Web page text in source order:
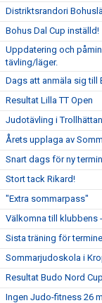
Distriktsrandori
Bohus Dal Cup inställd!
Uppdatering och
tävling/läger.
Dags att anmäla sig till
Resultat Lilla TT Open
Judotävling i
Årets upplaga av
Snart dags för ny
Stort tack Rikard!
"Extra sommarpass"
Välkomna till klubbens
Sista träning för
Sommarjudoskola i
Resultat Budo Nord Cup
Ingen Judo-fitness 26